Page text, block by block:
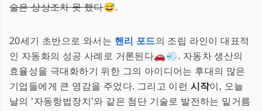
술은 상상조차 못 했다😅.
20세기 초반으로 와서는 헨리 포드의 조립 라인이 대표적
인 자동화의 성공 사례로 거론된다🚗💨. 자동차 생산의
효율성을 극대화하기 위한 그의 아이디어는 후대의 많은
기업들에게 큰 영감을 주었다. 그리고 이런 시작이, 오늘
날의 '자동항법장치'와 같은 첨단 기술로 발전하는 밑거름